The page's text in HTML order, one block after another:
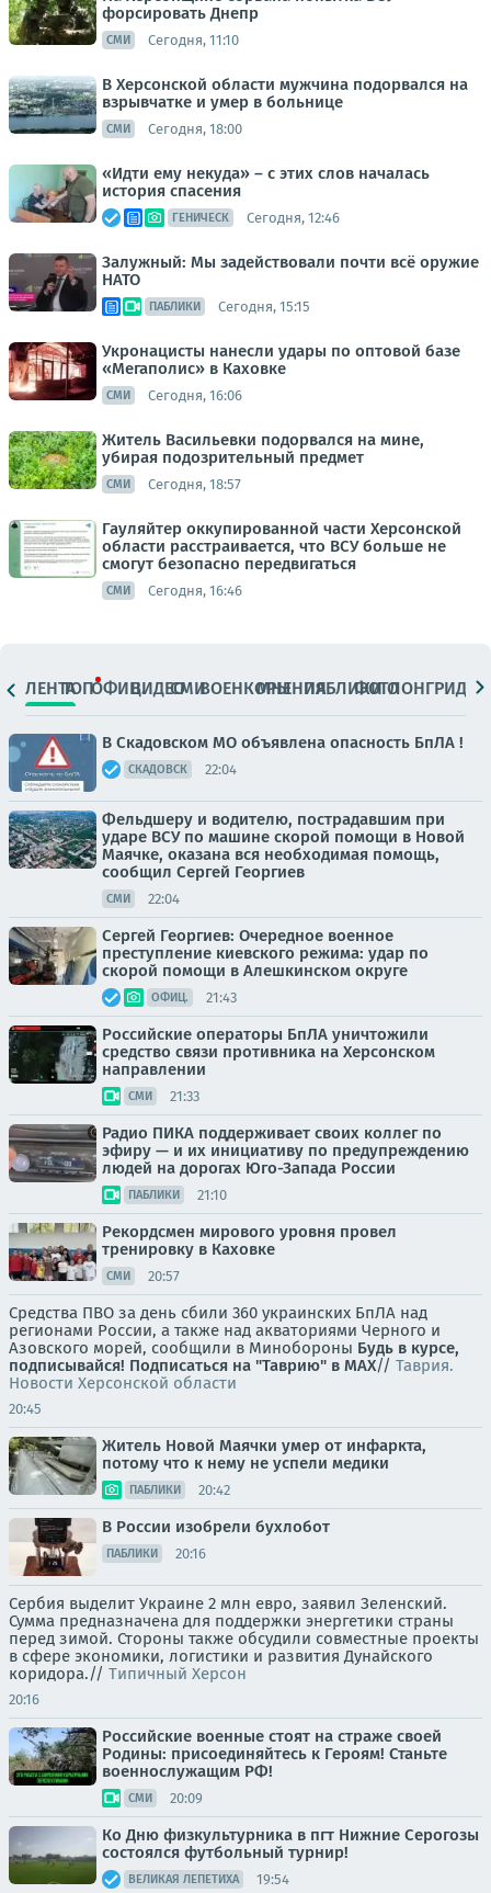
форсировать Днепр
СМИ Сегодня, 11:10
В Херсонской области мужчина подорвался на
взрывчатке и умер в больнице
СМИ Сегодня, 18:00
«Идти ему некуда» – с этих слов началась
история спасения
ГЕНИЧЕСК Сегодня, 12:46
Залужный: Мы задействовали почти всё оружие
НАТО
ПАБЛИКИ Сегодня, 15:15
Укронацисты нанесли удары по оптовой базе
«Мегаполис» в Каховке
СМИ Сегодня, 16:06
Житель Васильевки подорвался на мине,
убирая подозрительный предмет
СМИ Сегодня, 18:57
Гауляйтер оккупированной части Херсонской
области расстраивается, что ВСУ больше не
смогут безопасно передвигаться
СМИ Сегодня, 16:46
ЛЕНТАТОПОФИЦ.ВИДЕОСМИВОЕНКОРЫМНЕНИЯПАБЛИКИ
ФОТОЛОНГРИДЫ
В Скадовском МО объявлена опасность БпЛА !
СКАДОВСК 22:04
Фельдшеру и водителю, пострадавшим при
ударе ВСУ по машине скорой помощи в Новой
Маячке, оказана вся необходимая помощь,
сообщил Сергей Георгиев
СМИ 22:04
Сергей Георгиев: Очередное военное
преступление киевского режима: удар по
скорой помощи в Алешкинском округе
ОФИЦ. 21:43
Российские операторы БпЛА уничтожили
средство связи противника на Херсонском
направлении
СМИ 21:33
Радио ПИКА поддерживает своих коллег по
эфиру — и их инициативу по предупреждению
людей на дорогах Юго-Запада России
ПАБЛИКИ 21:10
Рекордсмен мирового уровня провел
тренировку в Каховке
СМИ 20:57
Средства ПВО за день сбили 360 украинских БпЛА над
регионами России, а также над акваториями Черного и
Азовского морей, сообщили в Минобороны Будь в курсе,
подписывайся! Подписаться на "Таврию" в MAX// Таврия.
Новости Херсонской области
20:45
Житель Новой Маячки умер от инфаркта,
потому что к нему не успели медики
ПАБЛИКИ 20:42
В России изобрели бухлобот
ПАБЛИКИ 20:16
Сербия выделит Украине 2 млн евро, заявил Зеленский.
Сумма предназначена для поддержки энергетики страны
перед зимой. Стороны также обсудили совместные проекты
в сфере экономики, логистики и развития Дунайского
коридора.// Типичный Херсон
20:16
Российские военные стоят на страже своей
Родины: присоединяйтесь к Героям! Станьте
военнослужащим РФ!
СМИ 20:09
Ко Дню физкультурника в пгт Нижние Серогозы
состоялся футбольный турнир!
ВЕЛИКАЯ ЛЕПЕТИХА 19:54